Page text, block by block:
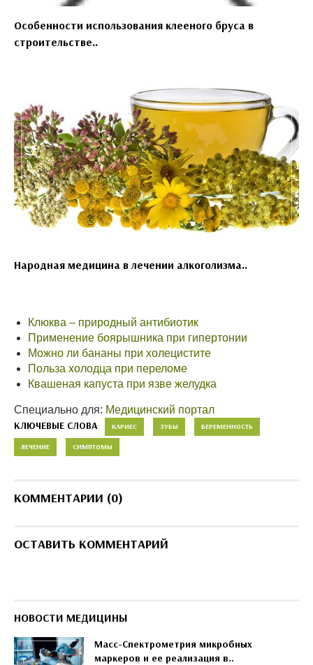
Особенности использования клееного бруса в
строительстве..
Народная медицина в лечении алкоголизма..
Клюква – природный антибиотик
Применение боярышника при гипертонии
Можно ли бананы при холецистите
Польза холодца при переломе
Квашеная капуста при язве желудка
Специально для: Медицинский портал
КЛЮЧЕВЫЕ СЛОВА КАРИЕС ЗУБЫ БЕРЕМЕННОСТЬ
ЛЕЧЕНИЕ СИМПТОМЫ
КОММЕНТАРИИ (0)
ОСТАВИТЬ КОММЕНТАРИЙ
НОВОСТИ МЕДИЦИНЫ
Масс-Спектрометрия микробных
маркеров и ее реализация в..